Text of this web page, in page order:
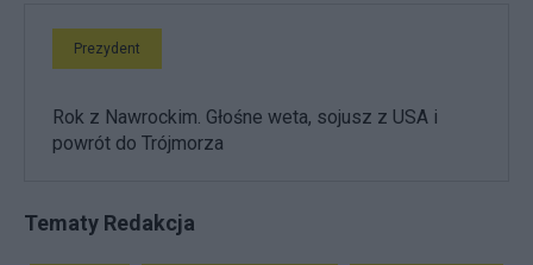
Prezydent
Rok z Nawrockim. Głośne weta, sojusz z USA i
powrót do Trójmorza
Tematy Redakcja